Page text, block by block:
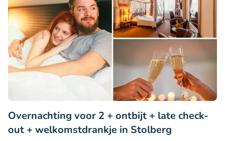
Overnachting voor 2 + ontbijt + late check-
out + welkomstdrankje in Stolberg